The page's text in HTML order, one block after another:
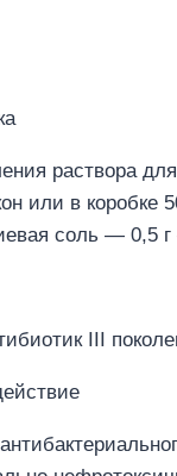
раствора
или в
соль — 0,5 г
III